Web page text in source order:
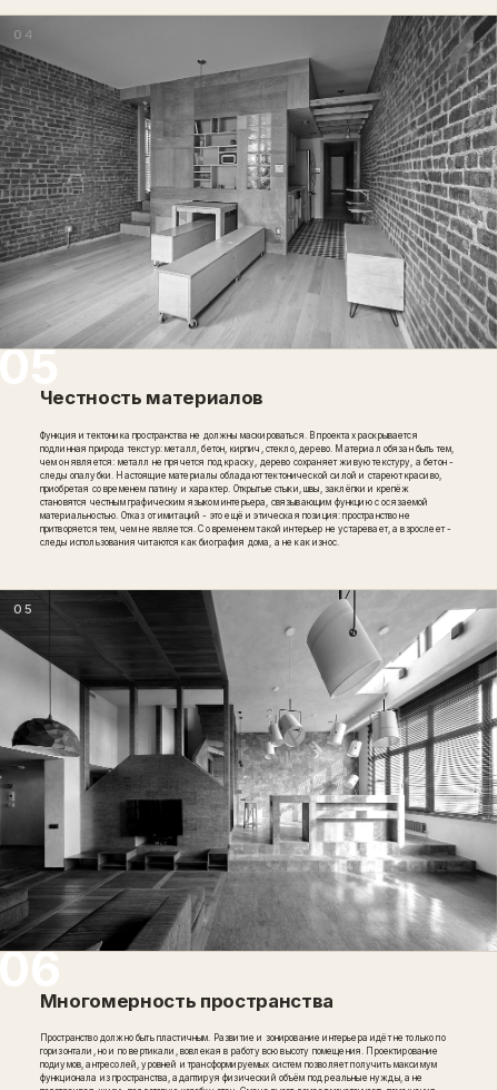
04
Честность материалов
Функция и тектоника пространства не должны маскироваться. В проектах раскрывается
подлинная природа текстур: металл, бетон, кирпич, стекло, дерево. Материал обязан быть тем,
чем он является: металл не прячется под краску, дерево сохраняет живую текстуру, а бетон -
следы опалубки. Настоящие материалы обладают тектонической силой и стареют красиво,
приобретая со временем патину и характер. Открытые стыки, швы, заклёпки и крепёж
становятся честным графическим языком интерьера, связывающим функцию с осязаемой
материальностью. Отказ от имитаций - это ещё и этическая позиция: пространство не
притворяется тем, чем не является. Со временем такой интерьер не устаревает, а взрослеет -
следы использования читаются как биография дома, а не как износ.
05
Многомерность пространства
Пространство должно быть пластичным. Развитие и зонирование интерьера идёт не только по
горизонтали, но и по вертикали, вовлекая в работу всю высоту помещения. Проектирование
подиумов, антресолей, уровней и трансформируемых систем позволяет получить максимум
функционала из пространства, адаптируя физический объём под реальные нужды, а не